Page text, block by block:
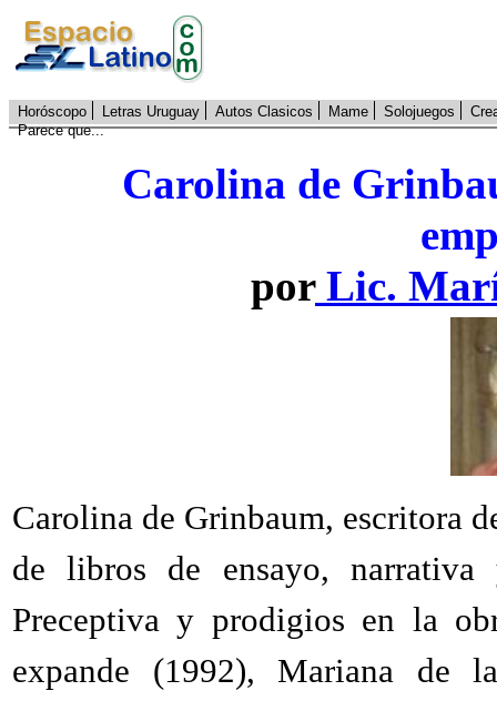
Horóscopo Letras Uruguay Autos Clasicos Mame Solojuegos
Parece que...
Carolina de
porLic.
Carolina de Grinbaum, escritora
de libros de ensayo, narrativa
Preceptiva y prodigios en la
expande (1992), Mariana de